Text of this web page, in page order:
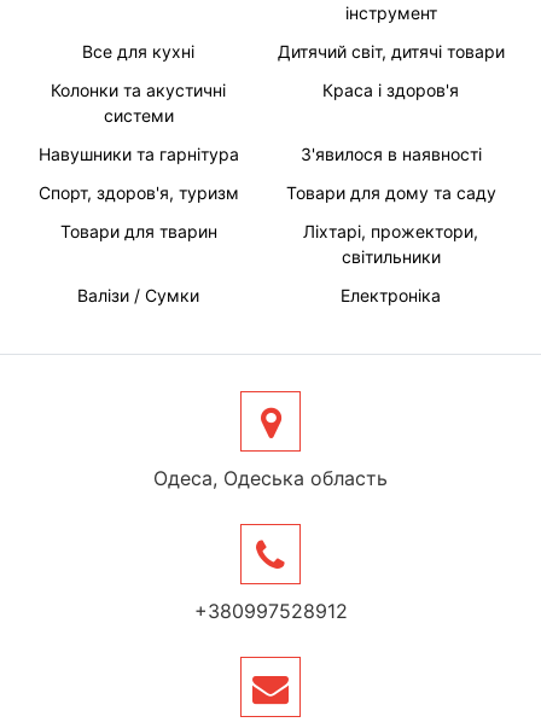
інструмент
Все для кухні
Дитячий світ, дитячі товари
Колонки та акустичні
системи
Краса і здоров'я
Навушники та гарнітура
З'явилося в наявності
Спорт, здоров'я, туризм
Товари для дому та саду
Товари для тварин
Ліхтарі, прожектори,
світильники
Валізи / Сумки
Електроніка
Одеса, Одеська область
+380997528912